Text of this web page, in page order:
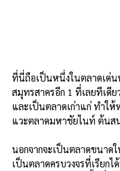
ที่นี่ถือเป็นหนึ่งในตลาดเด่
สมุทรสาครอีก 1 ที่เลยทีเดี
และเป็นตลาดเก่าแก่ ทำให้
แวะตลาดมหาชัยไนท์ ต้นส
นอกจากจะเป็นตลาดขนาด
เป็นตลาดครบวงจรที่เรียก